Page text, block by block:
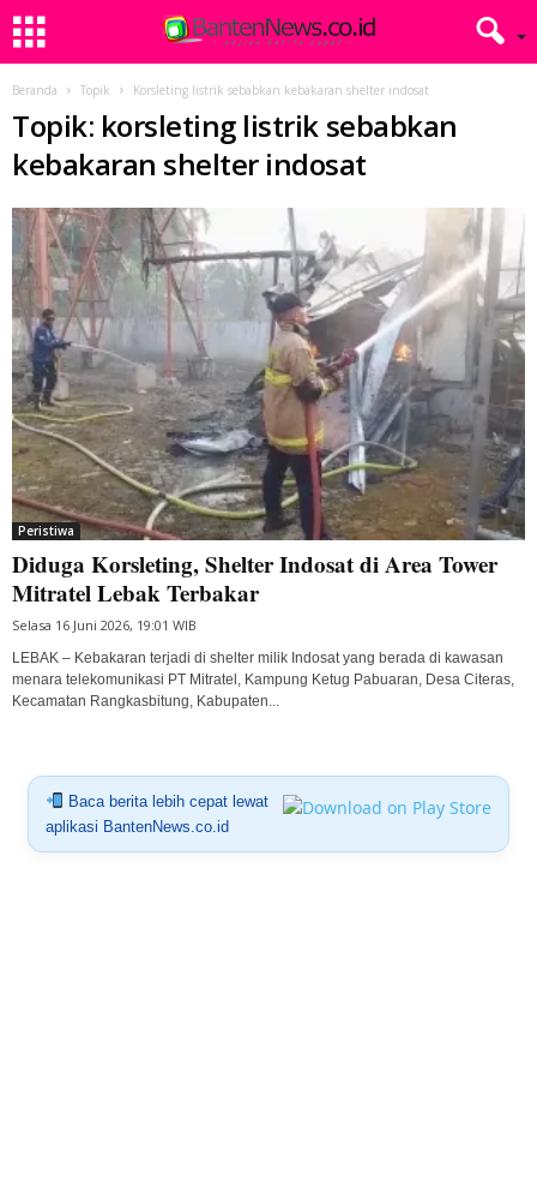
Beranda Topik Korsleting listrik sebabkan kebakaran shelter indosat
Topik: korsleting listrik sebabkan
kebakaran shelter indosat
Peristiwa
Diduga Korsleting, Shelter Indosat di Area Tower
Mitratel Lebak Terbakar
Selasa 16 Juni 2026, 19:01 WIB
LEBAK – Kebakaran terjadi di shelter milik Indosat yang berada di kawasan
menara telekomunikasi PT Mitratel, Kampung Ketug Pabuaran, Desa Citeras,
Kecamatan Rangkasbitung, Kabupaten...
Baca berita lebih cepat lewat
aplikasi BantenNews.co.id